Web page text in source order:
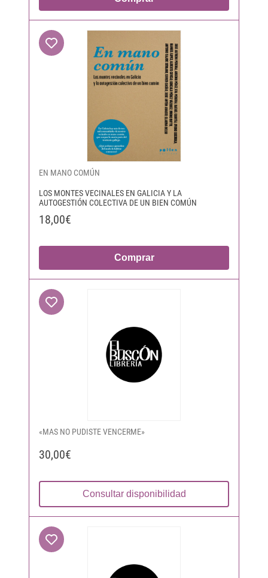
EN MANO COMÚN
LOS MONTES VECINALES EN GALICIA Y LA
AUTOGESTIÓN COLECTIVA DE UN BIEN COMÚN
18,00€
Comprar
«MAS NO PUDISTE VENCERME»
30,00€
Consultar disponibilidad